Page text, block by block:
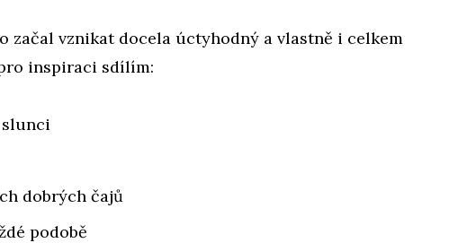
začal vznikat docela úctyhodný a vlastně i celkem
inspiraci sdílím:
dobrých čajů
podobě